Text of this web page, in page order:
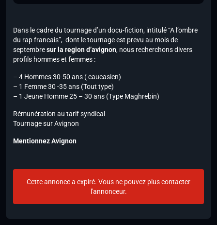
Dans le cadre du tournage d’un docu-fiction, intitulé “A l’ombre
du rap francais”, dont le tournage est prevu au mois de
septembresur la region d’avignon, nous recherchons divers
profils hommes et femmes :
– 4 Hommes 30-50 ans ( caucasien)
– 1 Femme 30 -35 ans (Tout type)
– 1 Jeune Homme 25 – 30 ans (Type Maghrebin)
Rémunération au tarif syndical
Tournage sur Avignon
Mentionnez Avignon
Cette annonce a expiré. Vous ne pouvez plus contacter
l'annonceur.